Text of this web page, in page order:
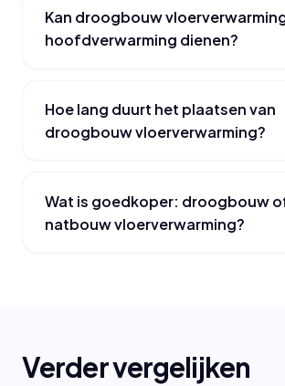
Kan droogbouw
hoofdverwarming dienen?
Hoe lang duurt het plaatsen van
droogbouw vloerverwarming?
Wat is goedkoper: droogbouw
natbouw vloerverwarming?
Verder vergelijken